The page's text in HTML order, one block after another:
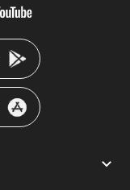
youtube-